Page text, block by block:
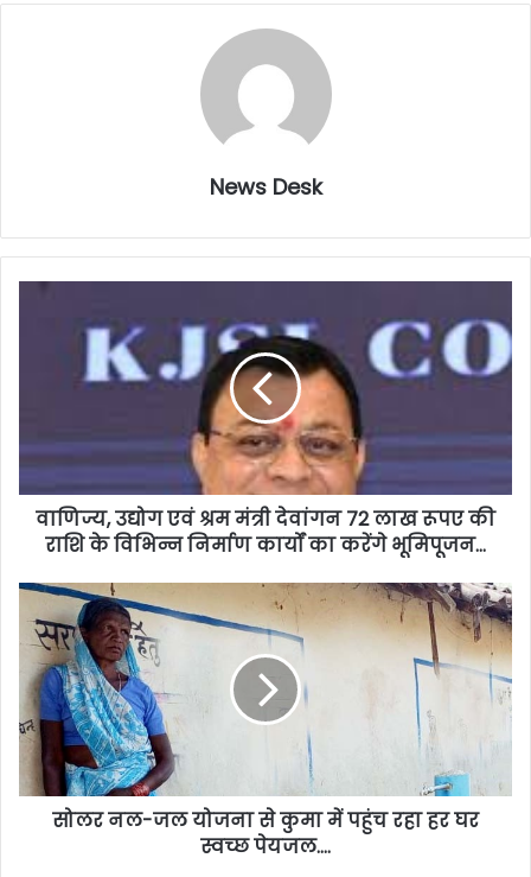
News Desk
वाणिज्य, उद्योग एवं श्रम मंत्री देवांगन 72 लाख रूपए की
राशि के विभिन्न निर्माण कार्यों का करेंगे भूमिपूजन…
सोलर नल-जल योजना से कुमा में पहुंच रहा हर घर
स्वच्छ पेयजल….